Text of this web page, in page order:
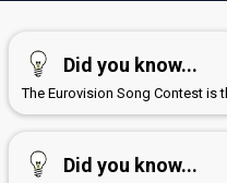
Did you know...
The Eurovision Song Contest
Did you know...